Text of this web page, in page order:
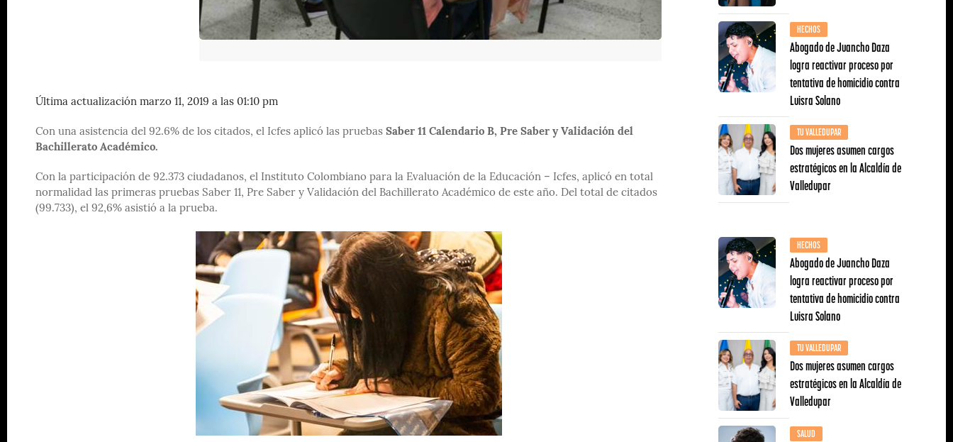
Última actualización marzo 11, 2019 a las 01:10 pm
Con una asistencia del 92.6% de los citados, el Icfes aplicó las pruebas Saber 11 Calendario B, Pre Saber y Validación del
Bachillerato Académico.
Con la participación de 92.373 ciudadanos, el Instituto Colombiano para la Evaluación de la Educación – Icfes, aplicó en total
normalidad las primeras pruebas Saber 11, Pre Saber y Validación del Bachillerato Académico de este año. Del total de citados
(99.733), el 92,6% asistió a la prueba.
HECHOS
Abogado de Juancho Daza
logra reactivar proceso por
tentativa de homicidio contra
Luisra Solano
TU VALLEDUPAR
Dos mujeres asumen cargos
estratégicos en la Alcaldía de
Valledupar
HECHOS
Abogado de Juancho Daza
logra reactivar proceso por
tentativa de homicidio contra
Luisra Solano
TU VALLEDUPAR
Dos mujeres asumen cargos
estratégicos en la Alcaldía de
Valledupar
SALUD